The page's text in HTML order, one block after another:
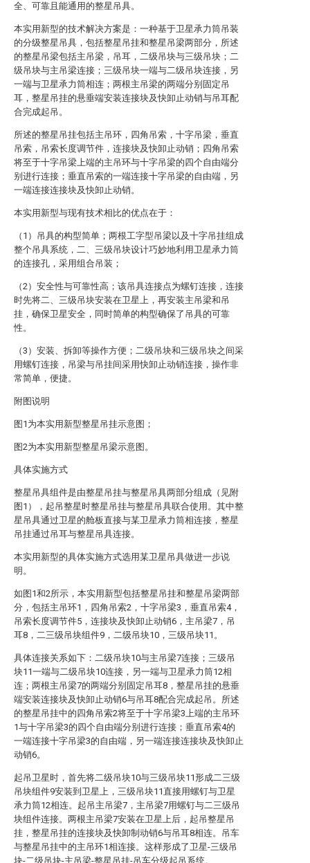
全、可靠且能通用的整星吊具。
本实用新型的技术解决方案是：一种基于卫星承力筒吊装
的分级整星吊具，包括整星吊挂和整星吊梁两部分，所述
的整星吊梁包括主吊梁，吊耳，二级吊块与三级吊块；二
级吊块与主吊梁连接；三级吊块一端与二级吊块连接，另
一端与卫星承力筒相连；两根主吊梁的两端分别固定吊
耳，整星吊挂的悬垂端安装连接块及快卸止动销与吊耳配
合完成起吊。
所述的整星吊挂包括主吊环，四角吊索，十字吊梁，垂直
吊索，吊索长度调节件，连接块及快卸止动销；四角吊索
将至于十字吊梁上端的主吊环与十字吊梁的四个自由端分
别进行连接；垂直吊索的一端连接十字吊梁的自由端，另
一端连接连接块及快卸止动销。
本实用新型与现有技术相比的优点在于：
（1）吊具的构型简单；两根工字型吊梁以及十字吊挂组成
整个吊具系统，二、三级吊块设计巧妙地利用卫星承力筒
的连接孔，采用组合吊装；
（2）安全性与可靠性高；该吊具连接点为螺钉连接，连接
时先将二、三级吊块安装在卫星上，再安装主吊梁和吊
挂，确保卫星安全，同时简单的构型确保了吊具的可靠
性。
（3）安装、拆卸等操作方便；二级吊块和三级吊块之间采
用螺钉连接，吊梁与吊挂间采用快卸止动销连接，操作非
常简单，便捷。
附图说明
图1为本实用新型整星吊挂示意图；
图2为本实用新型整星吊梁示意图。
具体实施方式
整星吊具组件是由整星吊挂与整星吊具两部分组成（见附
图1），起吊整星时整星吊挂与整星吊具联合使用。其中整
星吊具通过卫星的舱板直接与某卫星承力筒相连接，整星
吊挂通过吊耳与整星吊具连接。
本实用新型的具体实施方式选用某卫星吊具做进一步说
明。
如图1和2所示，本实用新型包括整星吊挂和整星吊梁两部
分，包括主吊环1，四角吊索2，十字吊梁3，垂直吊索4，
吊索长度调节件5，连接块及快卸止动销6，主吊梁7，吊
耳8，二三级吊块组件9，二级吊块10，三级吊块11。
具体连接关系如下：二级吊块10与主吊梁7连接；三级吊
块11一端与二级吊块10连接，另一端与卫星承力筒12相
连；两根主吊梁7的两端分别固定吊耳8，整星吊挂的悬垂
端安装连接块及快卸止动销6与吊耳8配合完成起吊。所述
的整星吊挂中的四角吊索2将至于十字吊梁3上端的主吊环
1与十字吊梁3的四个自由端分别进行连接；垂直吊索4的
一端连接十字吊梁3的自由端，另一端连接连接块及快卸止
动销6。
起吊卫星时，首先将二级吊块10与三级吊块11形成二三级
吊块组件9安装到卫星上，三级吊块11直接用螺钉与卫星
承力筒12相连。起吊主吊梁7，主吊梁7用螺钉与二三级吊
块组件连接。两根主吊梁7安装在卫星上后，起吊整星吊
挂，整星吊挂的连接块及快卸制动销6与吊耳8相连。吊车
与整星吊挂中的主吊环1相连接。这样形成了卫星-三级吊
块-二级吊块-主吊梁-整星吊挂-吊车分级起吊系统。